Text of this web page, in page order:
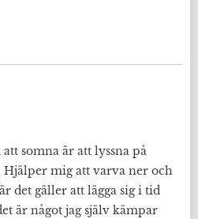
somna är att lyssna på
mig att varva ner och
det gäller att lägga sig i tid
är något jag själv kämpar